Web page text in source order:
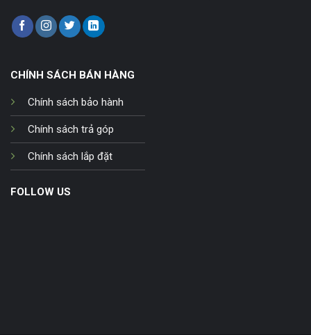
CHÍNH SÁCH BÁN HÀNG
Chính sách bảo hành
Chính sách trả góp
Chính sách lắp đặt
FOLLOW US